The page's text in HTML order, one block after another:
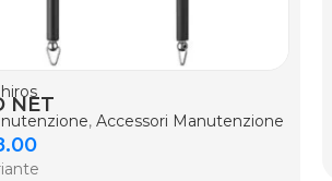
NET
,Accessori Manutenzione